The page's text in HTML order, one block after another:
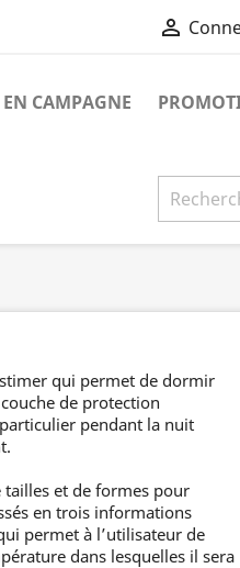

CAMPAGNE
qui permet de dormir
de protection
pendant la nuit
tailles et de formes pour
en trois informations
permet à l’utilisateur de
dans lesquelles il sera